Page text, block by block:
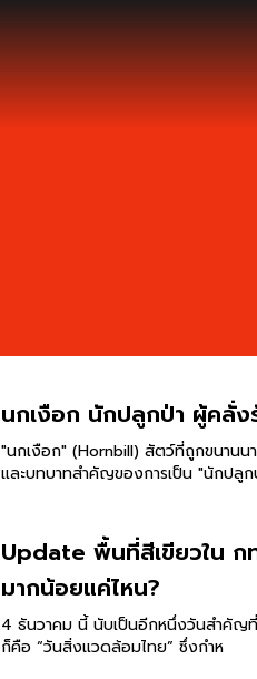
นกเงือก นักปลูกป่า ผู้คลั่ง
"นกเงือก" (Hornbill)​ สัตว์ที่ถูกขนานน
และบทบาทสำคัญของการเป็น "นักปลูก
Update พื้นที่สีเขียวใน ก
มากน้อยแค่ไหน?
4 ธันวาคม นี้ นับเป็นอีกหนึ่งวันสำคัญ
ก็คือ “วันสิ่งแวดล้อมไทย” ซึ่งกำห